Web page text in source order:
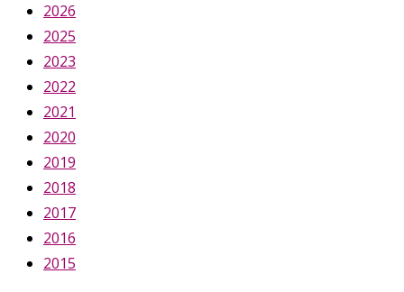
2026
2025
2023
2022
2021
2020
2019
2018
2017
2016
2015